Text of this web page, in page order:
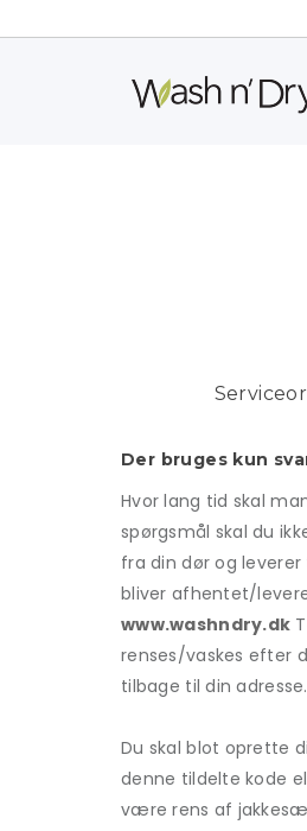
Der bruges kun
Hvor lang tid skal
spørgsmål skal du
fra din dør og
bliver afhentet/
www.washndry.dk
renses/vaskes efter
tilbage til din
Du skal blot oprette
denne tildelte kode
være rens af